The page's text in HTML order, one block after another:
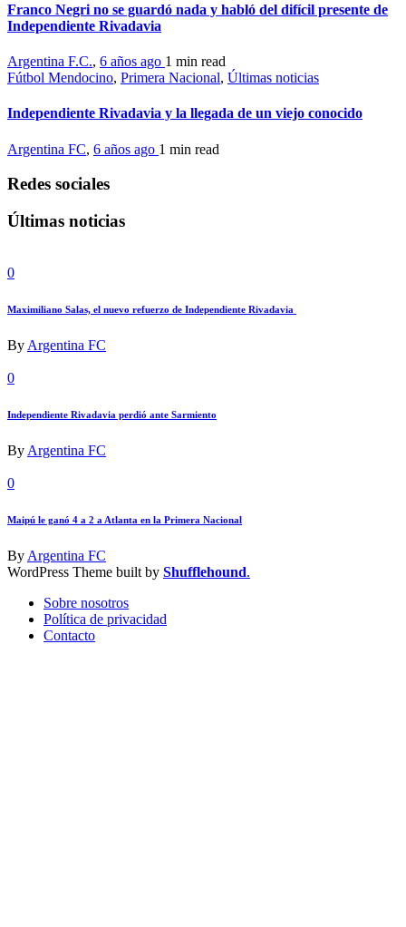
Franco Negri no se guardó nada y habló del difícil presente de
Independiente Rivadavia
Argentina F.C., 6 años ago 1 min read
Fútbol Mendocino, Primera Nacional, Últimas noticias
Independiente Rivadavia y la llegada de un viejo conocido
Argentina FC, 6 años ago 1 min read
Redes sociales
Últimas noticias
0
Maximiliano Salas, el nuevo refuerzo de Independiente Rivadavia
By Argentina FC
0
Independiente Rivadavia perdió ante Sarmiento
By Argentina FC
0
Maipú le ganó 4 a 2 a Atlanta en la Primera Nacional
By Argentina FC
WordPress Theme built by Shufflehound.
Sobre nosotros
Política de privacidad
Contacto